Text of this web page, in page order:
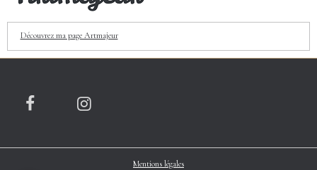
Découvrez ma page Artmajeur
Mentions légales